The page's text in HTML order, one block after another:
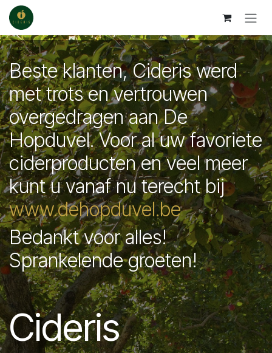
Overslaan naar inhoud
Beste klanten, Cideris werd
met trots en vertrouwen
overgedragen aan De
Hopduvel. Voor al uw favoriete
ciderproducten en veel meer
kunt u vanaf nu terecht bij
www.dehopduvel.be
Bedankt voor alles!
Sprankelende groeten!
Cideris